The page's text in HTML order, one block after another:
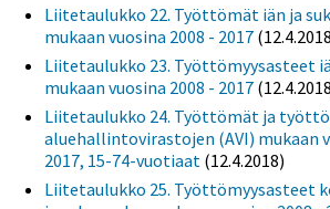
Liitetaulukko 22. Työttömät iän ja
mukaan vuosina 2008 - 2017
Liitetaulukko 23. Työttömyysasteet
mukaan vuosina 2008 - 2017
Liitetaulukko 24. Työttömät ja
aluehallintovirastojen (AVI) mukaan
2017, 15-74-vuotiaat (12.4.2018)
Liitetaulukko 25. Työttömyysasteet